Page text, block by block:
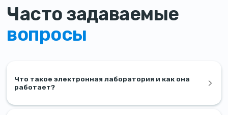
Часто задаваемые
вопросы
Что такое электронная лаборатория и как она
работает?